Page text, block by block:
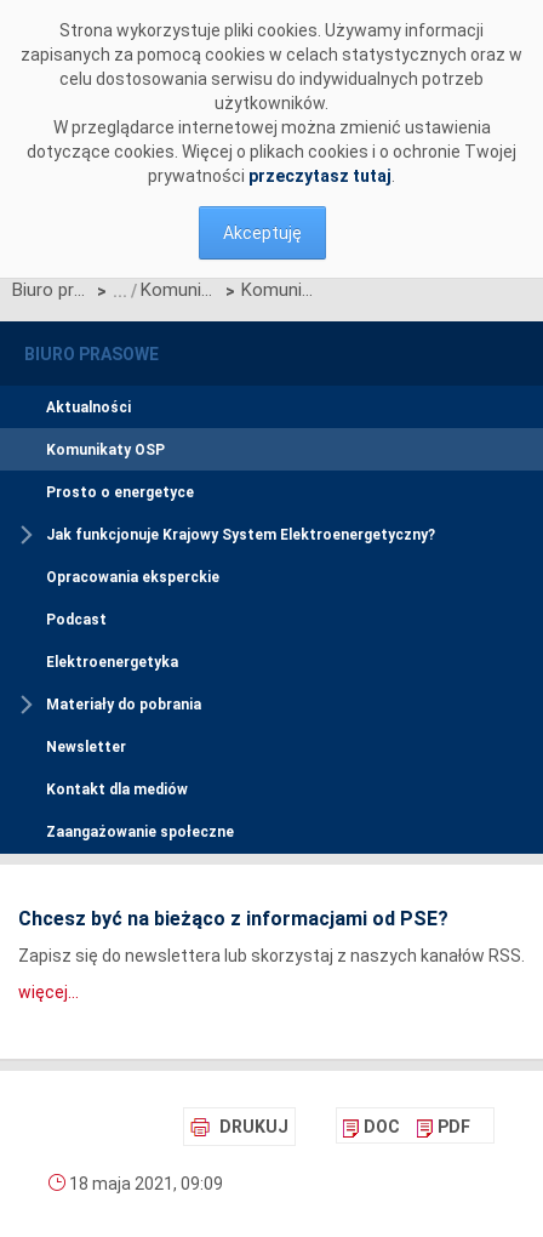
Strona wykorzystuje pliki cookies. Używamy informacji
zapisanych za pomocą cookies w celach statystycznych oraz w
celu dostosowania serwisu do indywidualnych potrzeb
użytkowników.
W przeglądarce internetowej można zmienić ustawienia
dotyczące cookies. Więcej o plikach cookies i o ochronie Twojej
prywatności przeczytasz tutaj
Akceptuję
Biuro prasowe > Komunikaty OSP > Komunikat OSP dotyczący zawieszenia procesu Jednolitego łączenia Rynków Dnia Bieżącego w dn. 25.05.2021
BIURO PRASOWE
Aktualności
Komunikaty OSP
Prosto o energetyce
Jak funkcjonuje Krajowy System Elektroenergetyczny?
Opracowania eksperckie
Podcast
Elektroenergetyka
Materiały do pobrania
Newsletter
Kontakt dla mediów
Zaangażowanie społeczne
Chcesz być na bieżąco z informacjami od PSE?
Zapisz się do newslettera lub skorzystaj z naszych kanałów RSS.
więcej...
DRUKUJ DOC PDF
18 maja 2021, 09:09